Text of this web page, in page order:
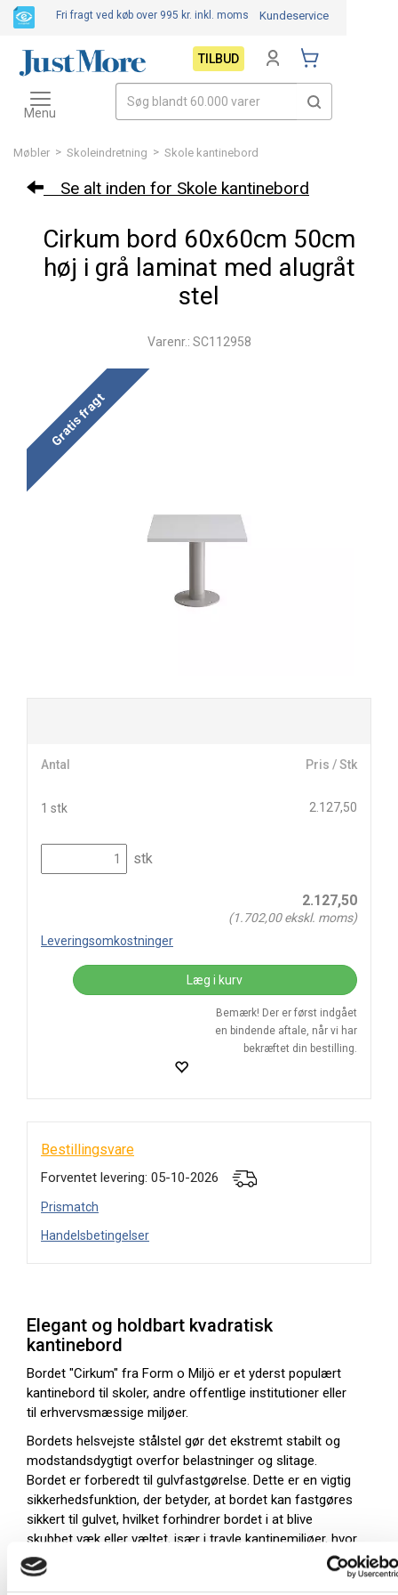
Møbler > Skoleindretning > Skole kantinebord
Se alt inden for Skole kantinebord
Cirkum bord 60x60cm 50cm
høj i grå laminat med alugråt
stel
Varenr.: SC112958
Gratis fragt
Antal Pris / Stk
1 stk 2.127,50
stk
2.127,50
(1.702,00ekskl. moms)
Leveringsomkostninger
Læg i kurv
Bemærk! Der er først indgået
en bindende aftale, når vi har
bekræftet din bestilling.
Bestillingsvare
Forventet levering: 05-10-2026
Prismatch
Handelsbetingelser
Elegant og holdbart kvadratisk
kantinebord
Bordet "Cirkum" fra Form o Miljö er et yderst populært
kantinebord til skoler, andre offentlige institutioner eller
til erhvervsmæssige miljøer.
Bordets helsvejste stålstel gør det ekstremt stabilt og
modstandsdygtigt overfor belastninger og slitage.
Bordet er forberedt til gulvfastgørelse. Dette er en vigtig
sikkerhedsfunktion, der betyder, at bordet kan fastgøres
sikkert til gulvet, hvilket forhindrer bordet i at blive
skubbet væk eller væltet, især i travle kantinemiljøer, hvor
mange mennesker bevæger sig rundt.
Fri fragt ved køb over 995 kr. inkl. moms Kundeservice
TILBUD
Toggle
navigation
Menu